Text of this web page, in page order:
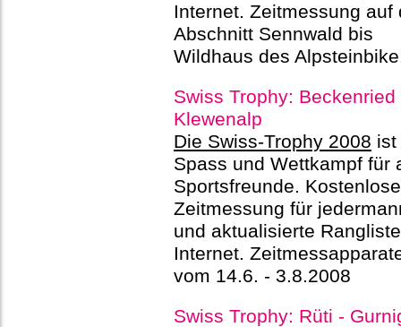
Internet. Zeitmessung auf
Abschnitt Sennwald bis
Wildhaus des
Swiss Trophy: Beckenried
Klewenalp
Die Swiss-Trophy 2008 ist
Spass und Wettkampf für
Sportsfreunde. Kostenlose
Zeitmessung für
und aktualisierte
Internet.
vom 14.6. - 3.8.2008
Swiss Trophy: Rüti -